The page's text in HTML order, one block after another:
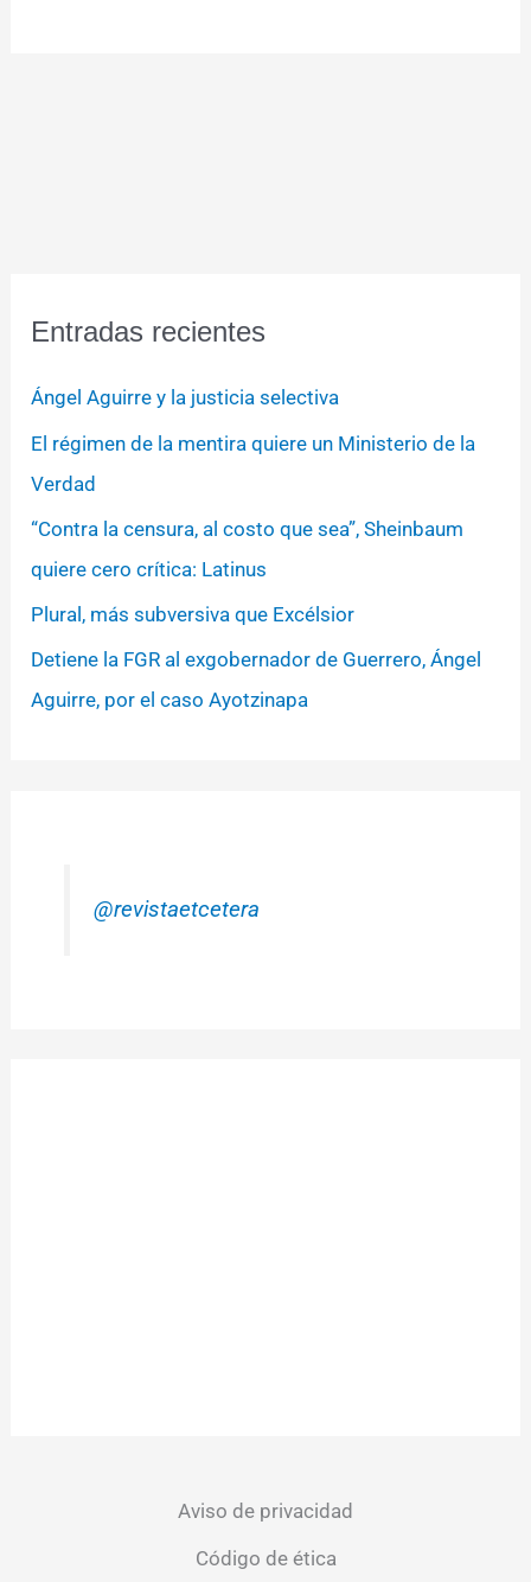
Entradas recientes
Ángel Aguirre y la justicia selectiva
El régimen de la mentira quiere un Ministerio de la
Verdad
“Contra la censura, al costo que sea”, Sheinbaum
quiere cero crítica: Latinus
Plural, más subversiva que Excélsior
Detiene la FGR al exgobernador de Guerrero, Ángel
Aguirre, por el caso Ayotzinapa
@revistaetcetera
Aviso de privacidad
Código de ética